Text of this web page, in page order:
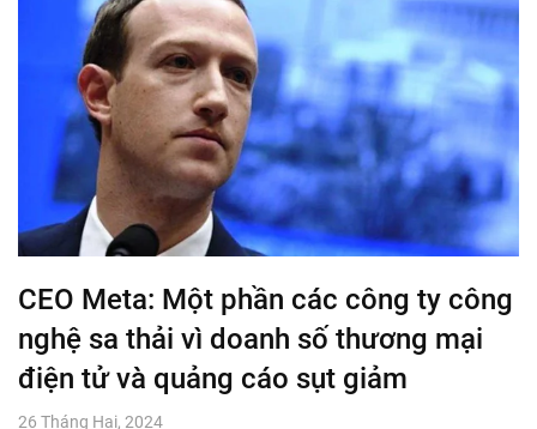
CEO Meta: Một phần các công ty công
nghệ sa thải vì doanh số thương mại
điện tử và quảng cáo sụt giảm
26 Tháng Hai, 2024